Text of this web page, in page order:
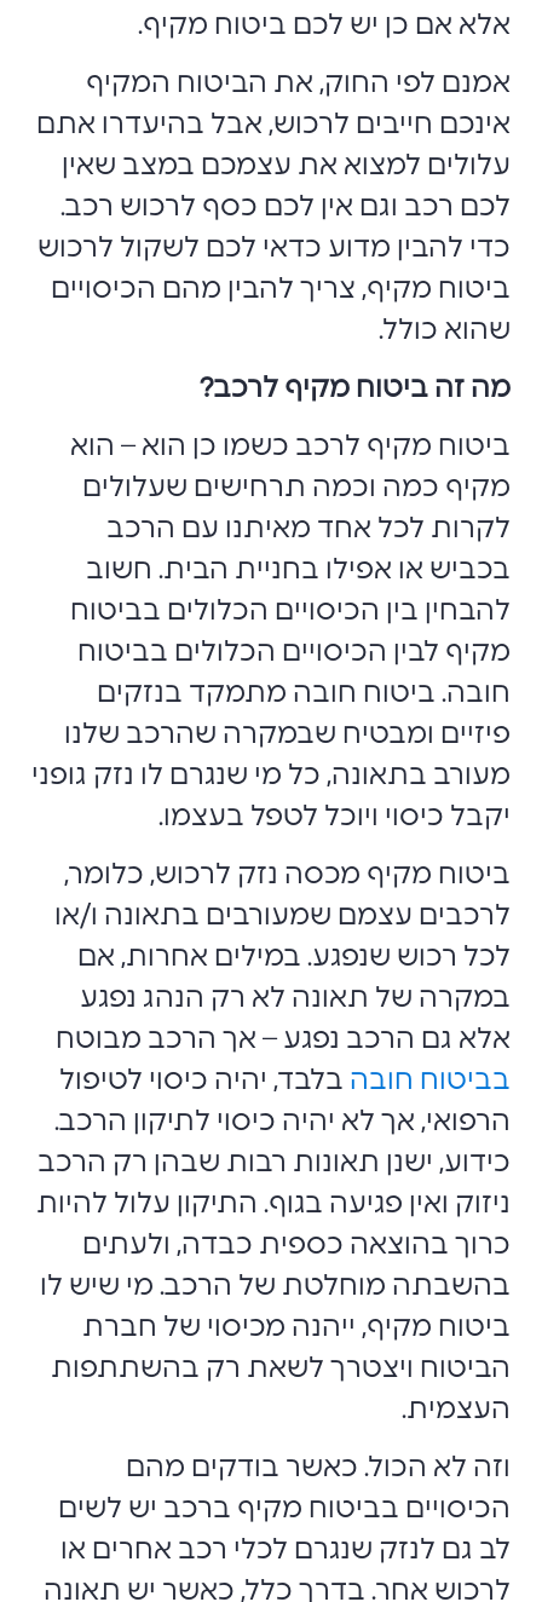
אלא אם כן יש לכם ביטוח מקיף.
אמנם לפי החוק, את הביטוח המקיף
אינכם חייבים לרכוש, אבל בהיעדרו אתם
עלולים למצוא את עצמכם במצב שאין
לכם רכב וגם אין לכם כסף לרכוש רכב.
כדי להבין מדוע כדאי לכם לשקול לרכוש
ביטוח מקיף, צריך להבין מהם הכיסויים
שהוא כולל.
מה זה ביטוח מקיף לרכב?
ביטוח מקיף לרכב כשמו כן הוא – הוא
מקיף כמה וכמה תרחישים שעלולים
לקרות לכל אחד מאיתנו עם הרכב
בכביש או אפילו בחניית הבית. חשוב
להבחין בין הכיסויים הכלולים בביטוח
מקיף לבין הכיסויים הכלולים בביטוח
חובה. ביטוח חובה מתמקד בנזקים
פיזיים ומבטיח שבמקרה שהרכב שלנו
מעורב בתאונה, כל מי שנגרם לו נזק גופני
יקבל כיסוי ויוכל לטפל בעצמו.
ביטוח מקיף מכסה נזק לרכוש, כלומר,
לרכבים עצמם שמעורבים בתאונה ו/או
לכל רכוש שנפגע. במילים אחרות, אם
במקרה של תאונה לא רק הנהג נפגע
אלא גם הרכב נפגע – אך הרכב מבוטח
בביטוח חובה בלבד, יהיה כיסוי לטיפול
הרפואי, אך לא יהיה כיסוי לתיקון הרכב.
כידוע, ישנן תאונות רבות שבהן רק הרכב
ניזוק ואין פגיעה בגוף. התיקון עלול להיות
כרוך בהוצאה כספית כבדה, ולעתים
בהשבתה מוחלטת של הרכב. מי שיש לו
ביטוח מקיף, ייהנה מכיסוי של חברת
הביטוח ויצטרך לשאת רק בהשתתפות
העצמית.
וזה לא הכול. כאשר בודקים מהם
הכיסויים בביטוח מקיף ברכב יש לשים
לב גם לנזק שנגרם לכלי רכב אחרים או
לרכוש אחר. בדרך כלל, כאשר יש תאונה